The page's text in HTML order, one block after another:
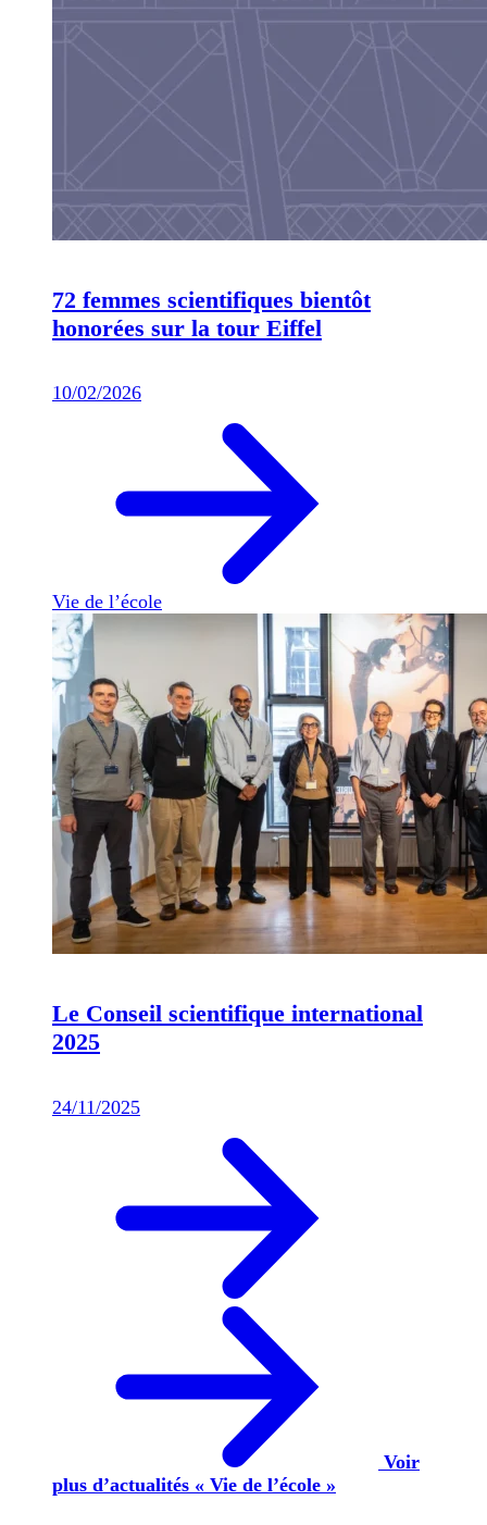
72 femmes scientifiques bientôt
honorées sur la tour Eiffel
10/02/2026
Vie de l’école
Le Conseil scientifique international
2025
24/11/2025
Voir
plus d’actualités « Vie de l’école »